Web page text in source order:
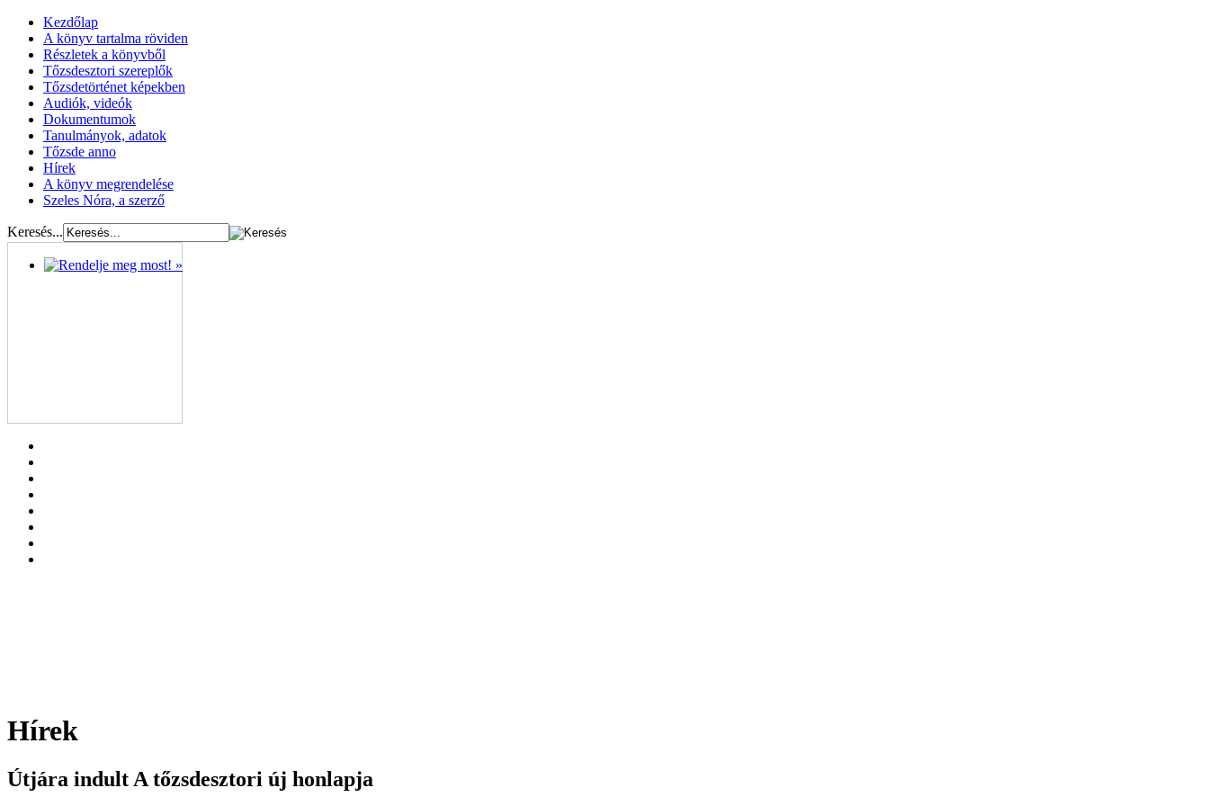
Kezdőlap
A könyv tartalma röviden
Részletek a könyvből
Tőzsdesztori szereplők
Tőzsdetörténet képekben
Audiók, videók
Dokumentumok
Tanulmányok, adatok
Tőzsde anno
Hírek
A könyv megrendelése
Szeles Nóra, a szerző
Keresés...
Hírek
Útjára indult A tőzsdesztori új honlapja